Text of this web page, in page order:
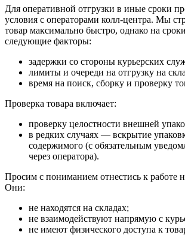
Для оперативной отгрузки в иные сроки
условия с операторами колл‑центра. Мы
товар максимально быстро, однако на
следующие факторы:
задержки со стороны курьерских
лимиты и очереди на отгрузку на
время на поиск, сборку и проверку
Проверка товара включает:
проверку целостности внешней
в редких случаях — вскрытие
содержимого (с обязательным
через оператора).
Просим с пониманием отнестись к работе
Они:
не находятся на складах;
не взаимодействуют напрямую с
не имеют физического доступа к